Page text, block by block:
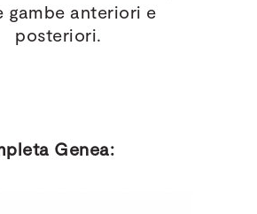
gambe anteriori e
posteriori.
Genea: